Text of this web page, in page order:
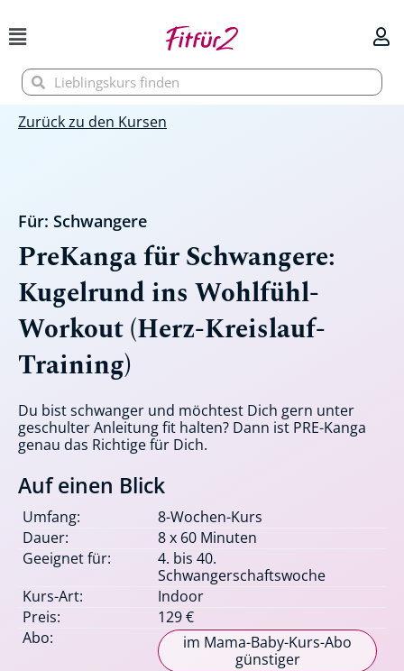
Inhalt
springen
SucheSuche
Zurück zu den Kursen
Für: Schwangere
PreKanga für Schwangere:
Kugelrund ins Wohlfühl-
Workout (Herz-Kreislauf-
Training)
Du bist schwanger und möchtest Dich gern unter
geschulter Anleitung fit halten? Dann ist PRE-Kanga
genau das Richtige für Dich.
Auf einen Blick
Umfang:
8-Wochen-Kurs
Dauer:
8 x 60 Minuten
Geeignet für:
4. bis 40.
Schwangerschaftswoche
Kurs-Art:
Indoor
Preis:
129 €
Abo:
im Mama-Baby-Kurs-Abo
günstiger